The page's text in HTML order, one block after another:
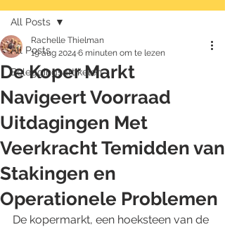
All Posts
Beleggingsartikelen
All Posts
De Koper Markt
Navigeert Voorraad
Uitdagingen Met
Veerkracht Temidden van
Stakingen en
Operationele Problemen
Rachelle Thielman
19 aug 2024 6 minuten om te lezen
De kopermarkt, een hoeksteen van de